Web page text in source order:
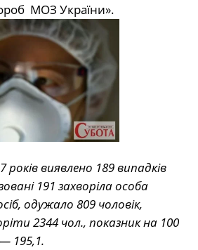
МОЗ України».
років виявлено 189 випадків
191 захворіла особа
одужало 809 чоловік,
2344 чол., показник на 100
195,1.